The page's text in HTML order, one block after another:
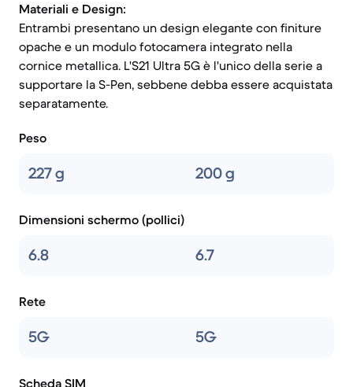
Materiali e Design:
Entrambi presentano un design elegante con finiture
opache e un modulo fotocamera integrato nella
cornice metallica. L'S21 Ultra 5G è l'unico della serie a
supportare la S-Pen, sebbene debba essere acquistata
separatamente.
Peso
227 g 200 g
Dimensioni schermo (pollici)
6.8 6.7
Rete
5G 5G
Scheda SIM